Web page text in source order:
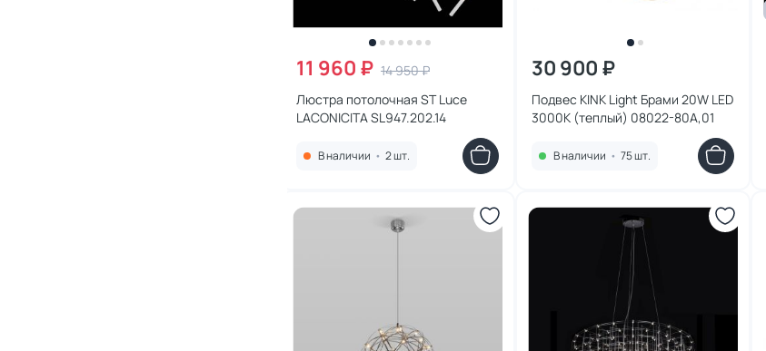
11 960 ₽ 14 950 ₽
Люстра потолочная ST Luce
LACONICITA SL947.202.14
В наличии • 2 шт.
30 900 ₽
Подвес KINK Light Брами 20W LED
3000К (теплый) 08022-80A,01
В наличии • 75 шт.